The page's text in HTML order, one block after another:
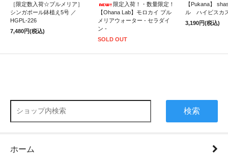
［限定数入荷☆プルメリア］
シンガポール鉢植え5号 ／
HGPL-226
7,480円(税込)
限定入荷！・数量限定！
【Ohana Lab】モロカイ プル
メリアウォーター - セラダイ
ン -
SOLD OUT
【Pukana】
ル ハイビスカ
3,190円(税込)
検索
ホーム